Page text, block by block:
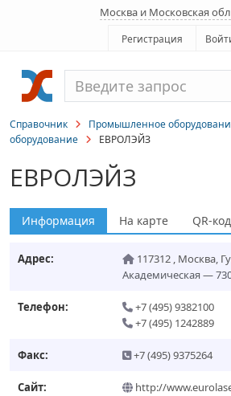
Москва и Московская
Регистрация
Справочник Промышленное
оборудование
ЕВРОЛЭЙЗ
ЕВРОЛЭЙЗ
Информация На карте QR-код
Адрес: 117312 , Москва,
Академическая —
Телефон:
+7 (495) 9382100
+7 (495) 1242889
Факс: +7 (495) 9375264
Сайт: http://